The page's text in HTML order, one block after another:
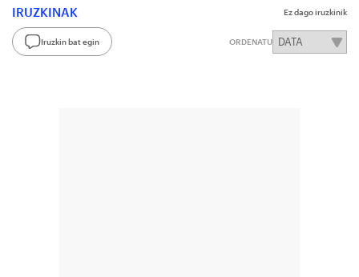
IRUZKINAK Ez dago iruzkinik
Iruzkin bat egin ORDENATU